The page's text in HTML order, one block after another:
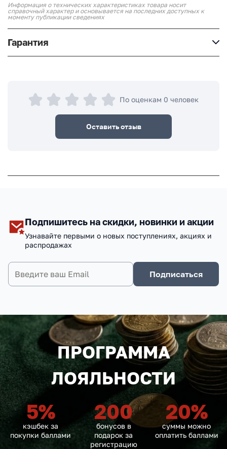
Информация о технических характеристиках товара носит
справочный характер и основывается на последних доступных к
моменту публикации сведениях
Гарантия
По оценкам 0 человек
Оставить отзыв
Подпишитесь на скидки, новинки и акции
Узнавайте первыми о новых поступлениях, акциях и
распродажах
Подписаться
ПРОГРАММА
ЛОЯЛЬНОСТИ
5%
кэшбек за
покупки баллами
200
бонусов в
подарок за
регистрацию
20%
суммы можно
оплатить баллами